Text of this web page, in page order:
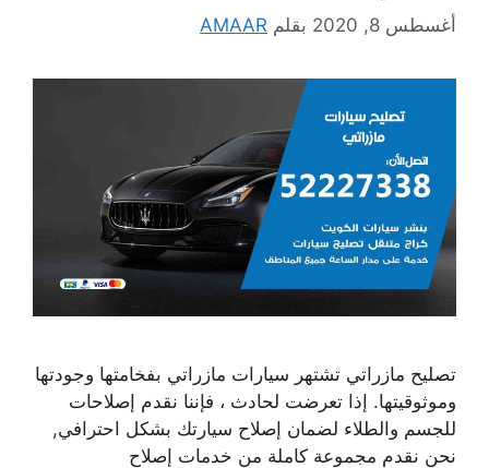
أغسطس 8, 2020 بقلم AMAAR
تصليح مازراتي تشتهر سيارات مازراتي بفخامتها وجودتها
وموثوقيتها. إذا تعرضت لحادث ، فإننا نقدم إصلاحات
للجسم والطلاء لضمان إصلاح سيارتك بشكل احترافي,
نحن نقدم مجموعة كاملة من خدمات إصلاح